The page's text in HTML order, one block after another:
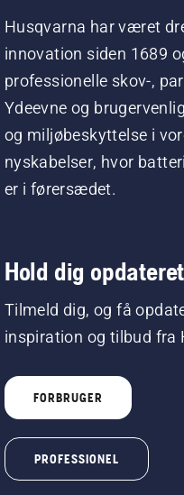
Husqvarna har været
innovation siden 1689
professionelle skov-,
Ydeevne og
og miljøbeskyttelse i
nyskabelser, hvor
er i førersædet.
Hold dig
Tilmeld dig, og få
inspiration og tilbud fra
FORBRUGER
PROFESSIONEL